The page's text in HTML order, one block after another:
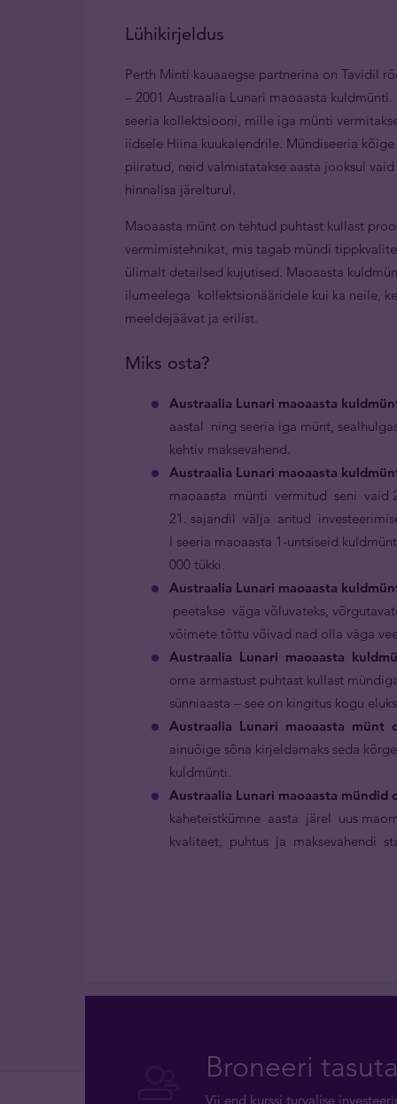
Lühikirjeldus
Perth Minti kauaaegse partnerina on Tavidil
­– 2001 Austraalia Lunari maoaasta
seeria kollektsiooni, mille iga münti
iidsele Hiina kuukalendrile. Mündiseeria
piiratud, neid valmistatakse aasta jooksul
hinnalisa järelturul.
Maoaasta münt on tehtud puhtast kullast
vermimistehnikat, mis tagab mündi
ülimalt detailsed kujutised. Maoaasta
ilumeelega kollektsionääridele kui ka neile,
meeldejäävat ja erilist.
Miks osta?
Austraalia Lunari maoaasta
aastal ning seeria iga münt,
kehtiv maksevahend.
Austraalia Lunari maoaasta
maoaasta münti vermitud seni vaid
21. sajandil välja antud
I seeria maoaasta 1-untsiseid
000 tükki.
Austraalia Lunari maoaasta
peetakse väga võluvateks,
võimete tõttu võivad nad olla väga
Austraalia Lunari maoaasta
oma armastust puhtast kullast
sünniaasta – see on kingitus kogu
Austraalia Lunari maoaasta münt
ainuõige sõna kirjeldamaks seda
kuldmünti.
Austraalia Lunari maoaasta
kaheteistkümne aasta järel uus
kvaliteet, puhtus ja maksevahendi
Broneeri
Vii end kurssi turvalise